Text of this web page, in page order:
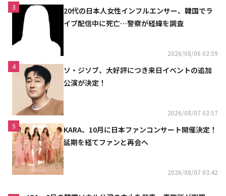
3
20代の日本人女性インフルエンサー、韓国でラ
イブ配信中に死亡…警察が経緯を調査
2026/08/06 02:59
4
ソ・ジソブ、大好評につき来日イベントの追加
公演が決定！
2026/08/07 03:57
5
KARA、10月に日本ファンコンサート開催決定！
延期を経てファンと再会へ
2026/08/07 03:42